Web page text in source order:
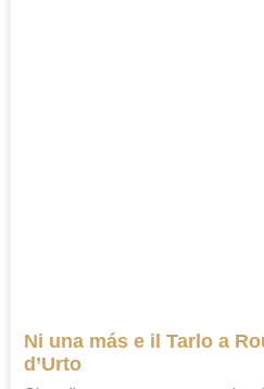
Ni una más e il Tarlo a
d’Urto